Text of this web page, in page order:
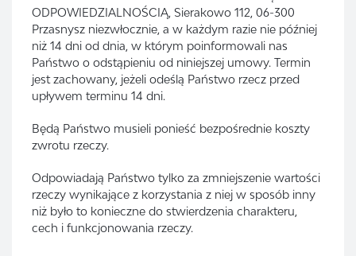
ODPOWIEDZIALNOŚCIĄ, Sierakowo 112, 06-300
Przasnysz niezwłocznie, a w każdym razie nie później
niż 14 dni od dnia, w którym poinformowali nas
Państwo o odstąpieniu od niniejszej umowy. Termin
jest zachowany, jeżeli odeślą Państwo rzecz przed
upływem terminu 14 dni.
Będą Państwo musieli ponieść bezpośrednie koszty
zwrotu rzeczy.
Odpowiadają Państwo tylko za zmniejszenie wartości
rzeczy wynikające z korzystania z niej w sposób inny
niż było to konieczne do stwierdzenia charakteru,
cech i funkcjonowania rzeczy.